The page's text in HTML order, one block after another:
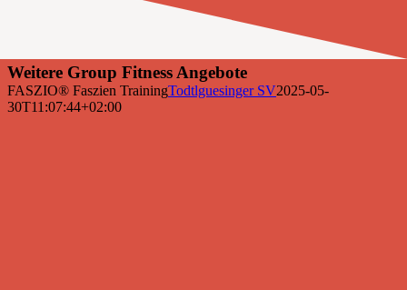
Weitere Group Fitness Angebote
FASZIO® Faszien TrainingTodtlguesinger SV2025-05-
30T11:07:44+02:00